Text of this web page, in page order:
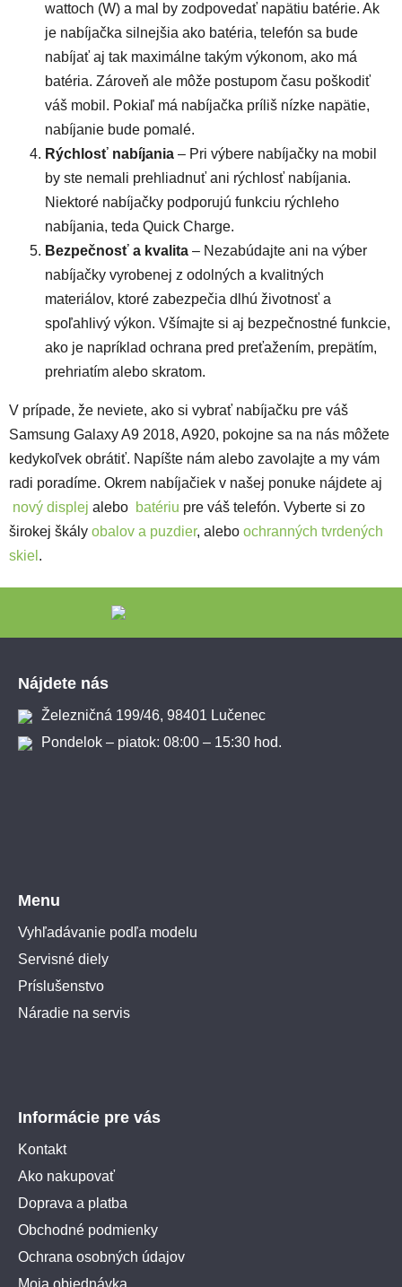
wattoch (W) a mal by zodpovedať napätiu batérie. Ak
je nabíjačka silnejšia ako batéria, telefón sa bude
nabíjať aj tak maximálne takým výkonom, ako má
batéria. Zároveň ale môže postupom času poškodiť
váš mobil. Pokiaľ má nabíjačka príliš nízke napätie,
nabíjanie bude pomalé.
Rýchlosť nabíjania – Pri výbere nabíjačky na mobil
by ste nemali prehliadnuť ani rýchlosť nabíjania.
Niektoré nabíjačky podporujú funkciu rýchleho
nabíjania, teda Quick Charge.
Bezpečnosť a kvalita – Nezabúdajte ani na výber
nabíjačky vyrobenej z odolných a kvalitných
materiálov, ktoré zabezpečia dlhú životnosť a
spoľahlivý výkon. Všímajte si aj bezpečnostné funkcie,
ako je napríklad ochrana pred preťažením, prepätím,
prehriatím alebo skratom.
V prípade, že neviete, ako si vybrať nabíjačku pre váš
Samsung Galaxy A9 2018, A920, pokojne sa na nás môžete
kedykoľvek obrátiť. Napíšte nám alebo zavolajte a my vám
radi poradíme. Okrem nabíjačiek v našej ponuke nájdete aj
nový displej alebo batériu pre váš telefón. Vyberte si zo
širokej škály obalov a puzdier, alebo ochranných tvrdených
skiel .
Nájdete nás
Železničná 199/46, 98401 Lučenec
Pondelok – piatok: 08:00 – 15:30 hod.
Menu
Vyhľadávanie podľa modelu
Servisné diely
Príslušenstvo
Náradie na servis
Informácie pre vás
Kontakt
Ako nakupovať
Doprava a platba
Obchodné podmienky
Ochrana osobných údajov